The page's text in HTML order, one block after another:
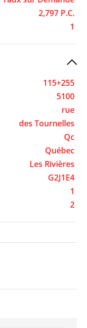
2,797 P.C.
1
115+255
5100
rue
des Tournelles
Qc
Québec
Les Rivières
G2J1E4
1
2